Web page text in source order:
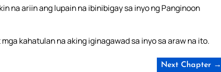
na ariin ang lupain na ibinibigay sa inyo ng Panginoon
kahatulan na aking iginagawad sa inyo sa araw na ito.
Next Chapter →